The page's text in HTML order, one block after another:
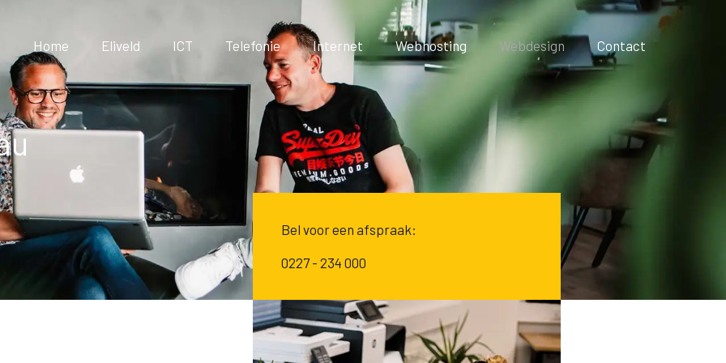
Home Eliveld ICT Telefonie Internet Webhosting Webdesign Contact
Bel voor een afspraak:
0227 - 234 000